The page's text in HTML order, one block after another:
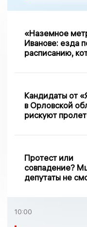
«Наземное
Иванове: езда
расписанию,
которых
Кандидаты от
в Орловской
рискуют
Протест или
совпадение?
депутаты не
10:00